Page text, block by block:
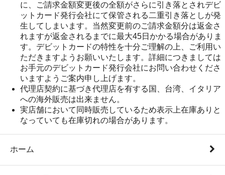
に、ご請求金額変更後の全額がさらに引き落とされデビ
ットカード発行会社にて保管される二重引き落としが発
生してしまいます。当然変更前のご請求金額分は返金さ
れますが返金されるまでに最大45日かかる場合がありま
す。デビットカードの特性を十分ご理解の上、ご利用い
ただきますようお願いいたします。詳細につきましては
お手元のデビットカード発行会社にお問い合わせくださ
いますようご案内申し上げます。
代理店契約に基づき代理店を有する国、台湾、イタリア
への海外販売は出来ません。
実店舗において同時販売しているため表示上在庫ありと
なっていても在庫切れの場合があります。
ホーム